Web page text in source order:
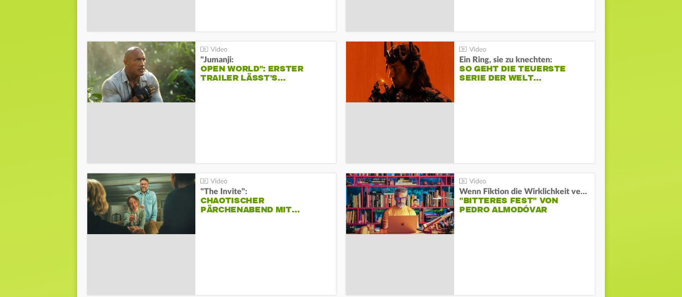
"Jumanji:
OPEN WORLD": ERSTER
TRAILER LÄSST'S…
Ein Ring, sie zu knechten:
SO GEHT DIE TEUERSTE
SERIE DER WELT…
"The Invite":
CHAOTISCHER
PÄRCHENABEND MIT…
Wenn Fiktion die Wirklichkeit verschiebt:
"BITTERES FEST" VON
PEDRO ALMODÓVAR